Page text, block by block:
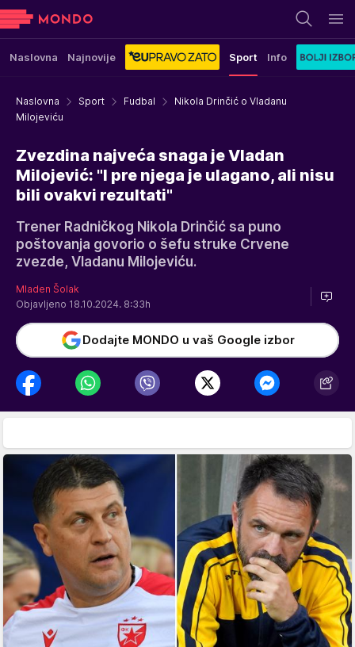
Naslovna Najnovije Sport Info
Naslovna Sport Fudbal
Nikola Drinčić o Vladanu
Milojeviću
Zvezdina najveća snaga je Vladan
Milojević: "I pre njega je ulagano, ali nisu
bili ovakvi rezultati"
Trener Radničkog Nikola Drinčić sa puno
poštovanja govorio o šefu struke Crvene
zvezde, Vladanu Milojeviću.
Mladen Šolak
Objavljeno 18.10.2024. 8:33h
Dodajte MONDO u vaš Google izbor